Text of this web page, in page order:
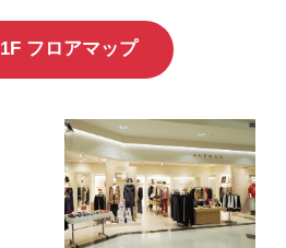
1F フロアマップ